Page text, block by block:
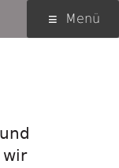
Menü
wir